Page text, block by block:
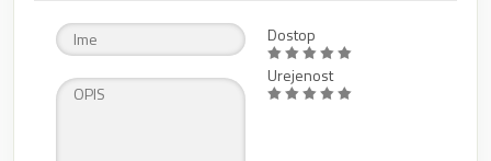
Dostop
Urejenost